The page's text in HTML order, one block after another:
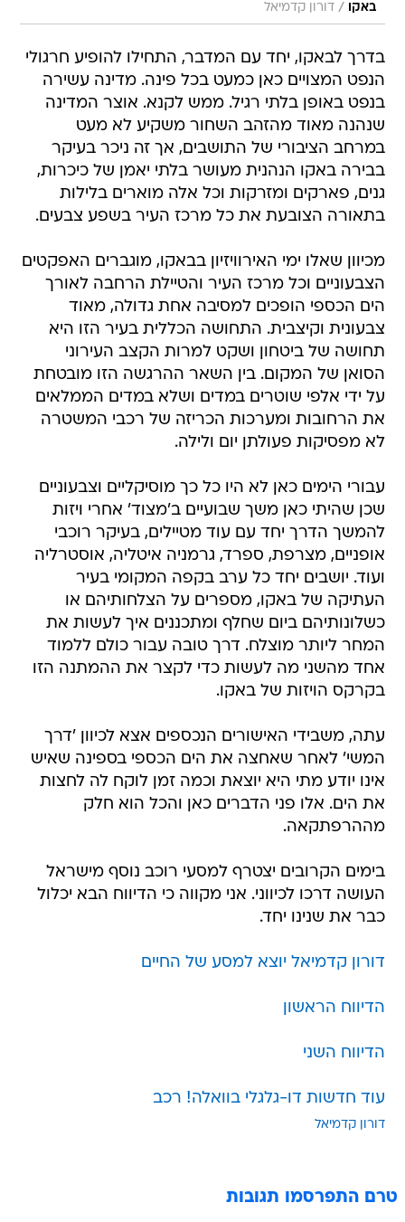
באקו / דורון קדמיאל
בדרך לבאקו, יחד עם המדבר, התחילו להופיע חרגולי
הנפט המצויים כאן כמעט בכל פינה. מדינה עשירה
בנפט באופן בלתי רגיל. ממש לקנא. אוצר המדינה
שנהנה מאוד מהזהב השחור משקיע לא מעט
במרחב הציבורי של התושבים, אך זה ניכר בעיקר
בבירה באקו הנהנית מעושר בלתי יאמן של כיכרות,
גנים, פארקים ומזרקות וכל אלה מוארים בלילות
בתאורה הצובעת את כל מרכז העיר בשפע צבעים.
מכיוון שאלו ימי האירוויזיון בבאקו, מוגברים האפקטים
הצבעוניים וכל מרכז העיר והטיילת הרחבה לאורך
הים הכספי הופכים למסיבה אחת גדולה, מאוד
צבעונית וקיצבית. התחושה הכללית בעיר הזו היא
תחושה של ביטחון ושקט למרות הקצב העירוני
הסואן של המקום. בין השאר ההרגשה הזו מובטחת
על ידי אלפי שוטרים במדים ושלא במדים הממלאים
את הרחובות ומערכות הכריזה של רכבי המשטרה
לא מפסיקות פעולתן יום ולילה.
עבורי הימים כאן לא היו כל כך מוסיקליים וצבעוניים
שכן שהיתי כאן משך שבועיים ב'מצוד' אחרי ויזות
להמשך הדרך יחד עם עוד מטיילים, בעיקר רוכבי
אופניים, מצרפת, ספרד, גרמניה איטליה, אוסטרליה
ועוד. יושבים יחד כל ערב בקפה המקומי בעיר
העתיקה של באקו, מספרים על הצלחותיהם או
כשלונותיהם ביום שחלף ומתכננים איך לעשות את
המחר ליותר מוצלח. דרך טובה עבור כולם ללמוד
אחד מהשני מה לעשות כדי לקצר את ההמתנה הזו
בקרקס הויזות של באקו.
עתה, משבידי האישורים הנכספים אצא לכיוון 'דרך
המשי' לאחר שאחצה את הים הכספי בספינה שאיש
אינו יודע מתי היא יוצאת וכמה זמן לוקח לה לחצות
את הים. אלו פני הדברים כאן והכל הוא חלק
מההרפתקאה.
בימים הקרובים יצטרף למסעי רוכב נוסף מישראל
העושה דרכו לכיווני. אני מקווה כי הדיווח הבא יכלול
כבר את שנינו יחד.
דורון קדמיאל יוצא למסע של החיים
הדיווח הראשון
הדיווח השני
עוד חדשות דו-גלגלי בוואלה! רכב
דורון קדמיאל
טרם התפרסמו תגובות